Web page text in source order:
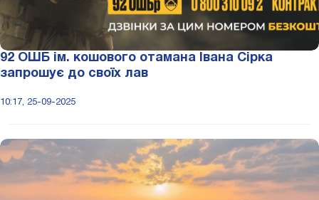
92 ОШБ ім. кошового отамана Івана Сірка
запрошує до своїх лав
10:17, 25-09-2025